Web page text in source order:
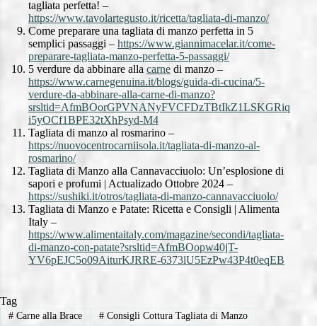
tagliata perfetta! –
https://www.tavolartegusto.it/ricetta/tagliata-di-manzo/
Come preparare una tagliata di manzo perfetta in 5
semplici passaggi – https://www.giannimacelar.it/come-
preparare-tagliata-manzo-perfetta-5-passaggi/
5 verdure da abbinare alla carne di manzo –
https://www.carnegenuina.it/blogs/guida-di-cucina/5-
verdure-da-abbinare-alla-carne-di-manzo?
srsltid=AfmBOorGPVNANyFVCFDzTBtIkZ1LSKGRiq
i5yOCf1BPE32tXhPsyd-M4
Tagliata di manzo al rosmarino –
https://nuovocentrocarniisola.it/tagliata-di-manzo-al-
rosmarino/
Tagliata di Manzo alla Cannavacciuolo: Un’esplosione di
sapori e profumi | Actualizado Ottobre 2024 –
https://sushiki.it/otros/tagliata-di-manzo-cannavacciuolo/
Tagliata di Manzo e Patate: Ricetta e Consigli | Alimenta
Italy –
https://www.alimentaitaly.com/magazine/secondi/tagliata-
di-manzo-con-patate?srsltid=AfmBOopw40jT-
YV6pEJC5o09AiturKJRRE-6373lU5EzPw43P4t0eqEB
Tag
#Carne alla Brace #Consigli Cottura Tagliata di Manzo